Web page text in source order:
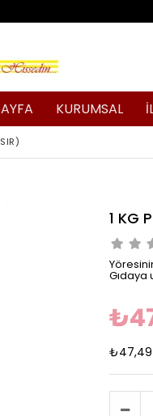
KURUMSAL
1 KG
Gıdaya
₺47,49